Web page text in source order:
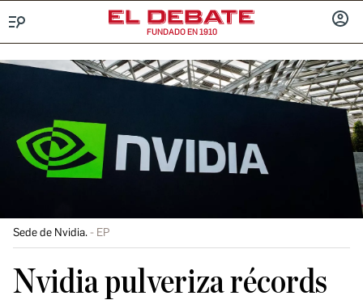
FUNDADO EN 1910
Sede de Nvidia. EP
Nvidia pulveriza récords